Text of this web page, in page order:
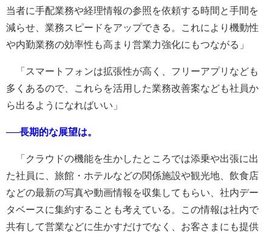
当者に手配業務や経理情報の参照を依頼する時間と手間を
減らせ、業務スピードをアップできる。これにより機動性
や内勤業務の効率性も高まり営業力強化にもつながる」
「スマートフォンは拡張性が高く、フリーアプリなども
多くあるので、これらを活用した業務改善案なども社員か
ら出るようになればいい」
──長期的な展望は。
「クラウドの機能を生かしたところでは添乗や出張に出
た社員に、旅館・ホテルなどの関係施設や観光地、飲食店
などの最新の写真や動画情報を収集してもらい、社内デー
タベースに集約することも考えている。この情報は社内で
共有して営業などに生かすだけでなく、お客さまにも提供